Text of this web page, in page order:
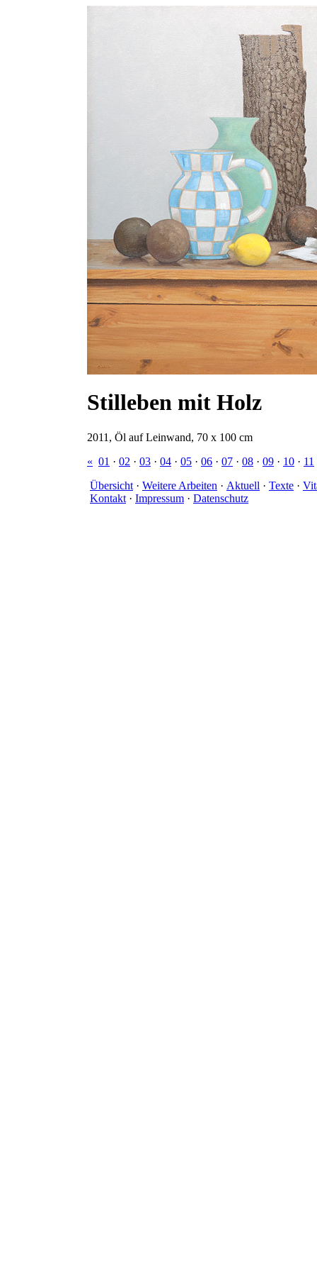
Stilleben mit Holz
2011, Öl auf Leinwand, 70 x 100 cm
« 01 · 02 · 03 · 04 · 05 · 06 · 07 · 08 · 09 · 10 · 11
Übersicht · Weitere Arbeiten · Aktuell · Texte ·
Kontakt · Impressum · Datenschutz